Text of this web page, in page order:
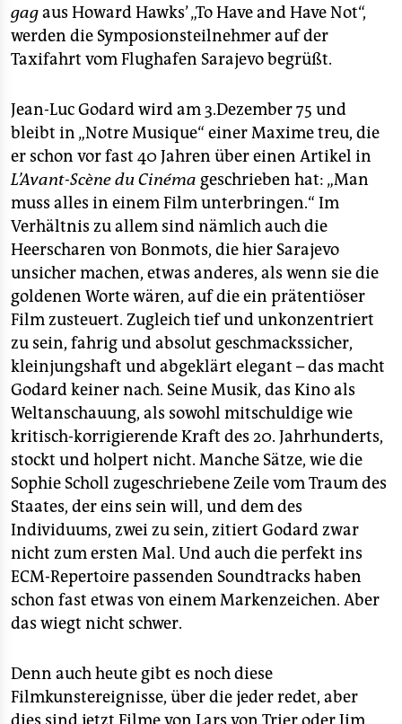
gagaus Howard Hawks’ „To Have and Have Not“,
werden die Symposionsteilnehmer auf der
Taxifahrt vom Flughafen Sarajevo begrüßt.
Jean-Luc Godard wird am 3.Dezember 75 und
bleibt in „Notre Musique“ einer Maxime treu, die
er schon vor fast 40 Jahren über einen Artikel in
L’Avant-Scène du Cinéma geschrieben hat: „Man
muss alles in einem Film unterbringen.“ Im
Verhältnis zu allem sind nämlich auch die
Heerscharen von Bonmots, die hier Sarajevo
unsicher machen, etwas anderes, als wenn sie die
goldenen Worte wären, auf die ein prätentiöser
Film zusteuert. Zugleich tief und unkonzentriert
zu sein, fahrig und absolut geschmackssicher,
kleinjungshaft und abgeklärt elegant – das macht
Godard keiner nach. Seine Musik, das Kino als
Weltanschauung, als sowohl mitschuldige wie
kritisch-korrigierende Kraft des 20. Jahrhunderts,
stockt und holpert nicht. Manche Sätze, wie die
Sophie Scholl zugeschriebene Zeile vom Traum des
Staates, der eins sein will, und dem des
Individuums, zwei zu sein, zitiert Godard zwar
nicht zum ersten Mal. Und auch die perfekt ins
ECM-Repertoire passenden Soundtracks haben
schon fast etwas von einem Markenzeichen. Aber
das wiegt nicht schwer.
Denn auch heute gibt es noch diese
Filmkunstereignisse, über die jeder redet, aber